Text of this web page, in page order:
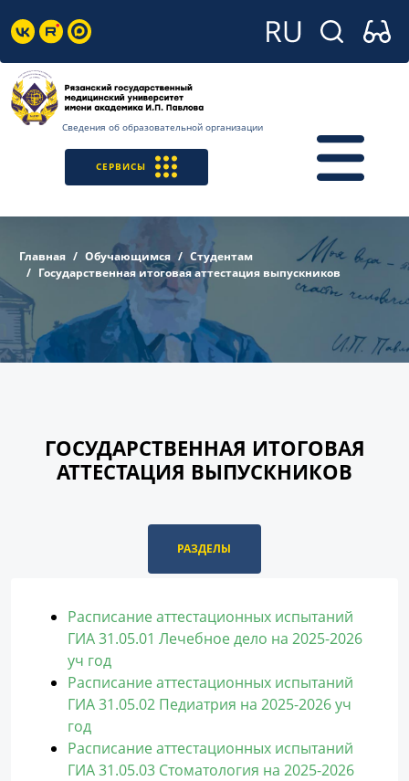
Сведения об образовательной организации
СЕРВИСЫ
Главная Обучающимся
Студентам
Государственная итоговая аттестация выпускников
ГОСУДАРСТВЕННАЯ ИТОГОВАЯ
АТТЕСТАЦИЯ ВЫПУСКНИКОВ
РАЗДЕЛЫ
Расписание аттестационных испытаний
ГИА 31.05.01 Лечебное дело на 2025-2026
уч год
Расписание аттестационных испытаний
ГИА 31.05.02 Педиатрия на 2025-2026 уч
год
Расписание аттестационных испытаний
ГИА 31.05.03 Стоматология на 2025-2026